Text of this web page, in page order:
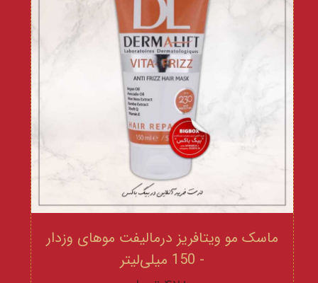
ماسک مو ویتافریز درمالیفت موهای وزدار
- 150 میلی‌لیتر